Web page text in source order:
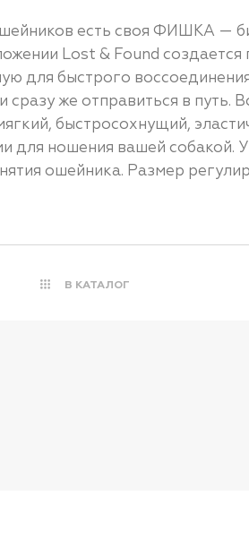
есть своя ФИШКА —
Lost & Found
для быстрого
же отправиться в путь.
быстросохнущий,
ношения вашей собакой.
ошейника. Размер
В КАТАЛОГ